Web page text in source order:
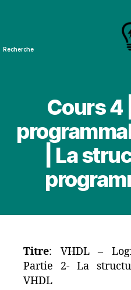
Recherche
Cours 4
| La
Titre: VHDL –
Partie 2- La
VHDL